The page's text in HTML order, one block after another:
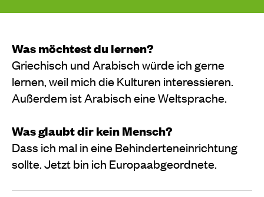
Was möchtest du lernen?
Griechisch und Arabisch würde ich gerne
lernen, weil mich die Kulturen interessieren.
Außerdem ist Arabisch eine Weltsprache.
Was glaubt dir kein Mensch?
Dass ich mal in eine Behinderteneinrichtung
sollte. Jetzt bin ich Europaabgeordnete.